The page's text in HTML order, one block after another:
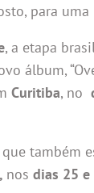
para
, a etapa
álbum,
Curitiba, no
que também
nos dias 25